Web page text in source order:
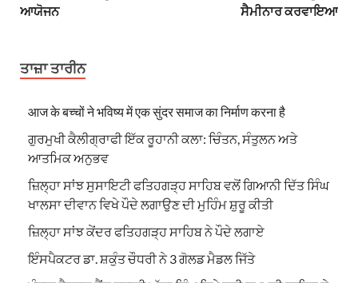
ਆਯੋਜਨ
ਸੈਮੀਨਾਰ ਕਰਵਾਇਆ
ਤਾਜ਼ਾ ਤਾਰੀਨ
आज के बच्चों ने भविष्य में एक सुंदर समाज का निर्माण करना है
ਗੁਰਮੁਖੀ ਕੈਲੀਗ੍ਰਾਫੀ ਇੱਕ ਰੂਹਾਨੀ ਕਲਾ: ਚਿੰਤਨ, ਸੰਤੁਲਨ ਅਤੇ
ਆਤਮਿਕ ਅਨੁਭਵ
ਜ਼ਿਲ੍ਹਾ ਸਾਂਝ ਸੁਸਾਇਟੀ ਫਤਿਹਗੜ੍ਹ ਸਾਹਿਬ ਵਲੋਂ ਗਿਆਨੀ ਦਿੱਤ ਸਿੰਘ
ਖਾਲਸਾ ਦੀਵਾਨ ਵਿਖੇ ਪੌਦੇ ਲਗਾਉਣ ਦੀ ਮੁਹਿੰਮ ਸ਼ੁਰੂ ਕੀਤੀ
ਜ਼ਿਲ੍ਹਾ ਸਾਂਝ ਕੇਂਦਰ ਫਤਿਹਗੜ੍ਹ ਸਾਹਿਬ ਨੇ ਪੌਦੇ ਲਗਾਏ
ਇੰਸਪੈਕਟਰ ਡਾ. ਸ਼ਕੁੰਤ ਚੌਧਰੀ ਨੇ 3 ਗੋਲਡ ਮੈਡਲ ਜਿੱਤੇ